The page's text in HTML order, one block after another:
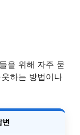
을 위해 자주 묻
하는 방법이나
변